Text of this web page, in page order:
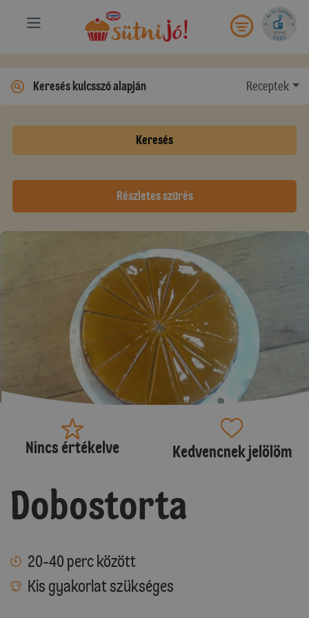
Receptek
Keresés
Részletes szűrés
Nincs értékelve Kedvencnek jelölöm
Dobostorta
20-40 perc között
Kis gyakorlat szükséges